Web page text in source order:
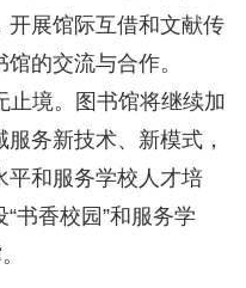
开展馆际互借和文献传
的交流与合作。
止境。图书馆将继续加
务新技术、新模式，
平和服务学校人才培
书香校园”和服务学